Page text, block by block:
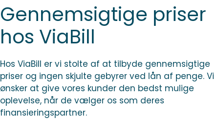
Gennemsigtige priser
hos ViaBill
Hos ViaBill er vi stolte af at tilbyde gennemsigtige
priser og ingen skjulte gebyrer ved lån af penge. Vi
ønsker at give vores kunder den bedst mulige
oplevelse, når de vælger os som deres
finansieringspartner.